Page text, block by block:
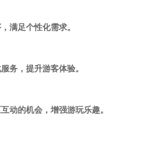
满足个性化需求。
务，提升游客体验。
动的机会，增强游玩乐趣。